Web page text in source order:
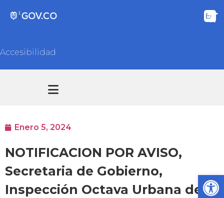
Accesibilidad
Enero 5, 2024
NOTIFICACION POR AVISO,
Secretaria de Gobierno,
Inspección Octava Urbana de